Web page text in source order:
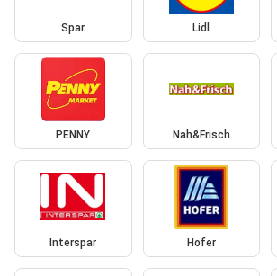
Spar Lidl
PENNY Nah&Frisch
Interspar Hofer